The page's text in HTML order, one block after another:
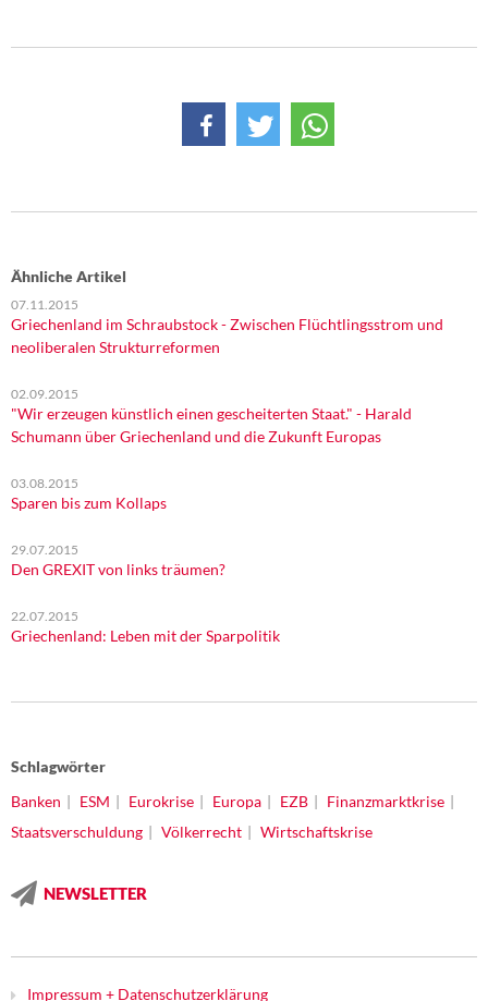
Über mich
Kontakt
Ähnliche Artikel
07.11.2015
Griechenland im Schraubstock - Zwischen Flüchtlingsstrom und
neoliberalen Strukturreformen
02.09.2015
"Wir erzeugen künstlich einen gescheiterten Staat." - Harald
Schumann über Griechenland und die Zukunft Europas
03.08.2015
Sparen bis zum Kollaps
29.07.2015
Den GREXIT von links träumen?
22.07.2015
Griechenland: Leben mit der Sparpolitik
Schlagwörter
Banken
ESM Eurokrise Europa EZB
Finanzmarktkrise
Staatsverschuldung
Völkerrecht Wirtschaftskrise
NEWSLETTER
Impressum + Datenschutzerklärung